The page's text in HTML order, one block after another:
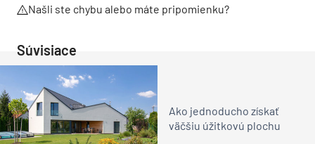
Našli ste chybu alebo máte pripomienku?
Súvisiace
Ako jednoducho získať
väčšiu úžitkovú plochu